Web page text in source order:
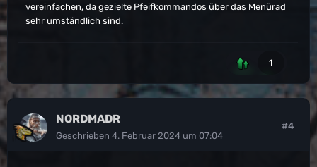
vereinfachen, da gezielte Pfeifkommandos über das Menürad
sehr umständlich sind.
1
NORDMADR
Geschrieben 4. Februar 2024 um 07:04
#4